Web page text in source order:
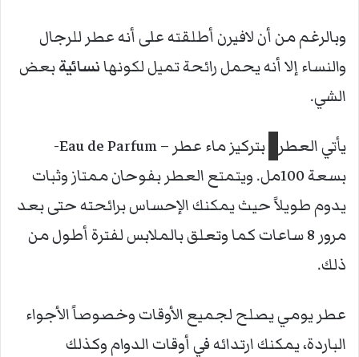
وبالرغم من أن لافيرن أطلقته على أنه عطر للرجال
والنساء إلا أنه يحمل رائحة تميل لكونهانسائيةبعض
الشي.
يأتي العطر
بتركيز ماء عطر – Eau de Parfum-
بسعة 100مل. ويتمتع العطر بفوحان ممتاز وثبات
يدوم طويلاً حيث يمكنك الإحساس برائحته حتى بعد
مرور 8 ساعات كما وتعلق بالملابس لفترة أطول من
ذلك.
عطر يومي يصلح لجميع الأوقات وخصوصاً الأجواء
الباردة، يمكنك ارتدائه في أوقات الدوام وكذلك